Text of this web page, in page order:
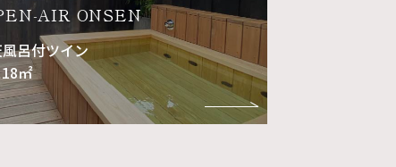
AIR ONSEN
呂付ツイン
㎡